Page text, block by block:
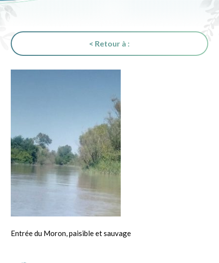
< Retour à :
Entrée du Moron, paisible et sauvage